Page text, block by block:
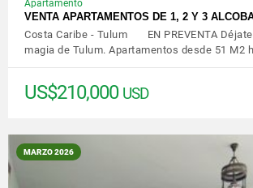
Apartamento
VENTA APARTAMENTOS DE 1, 2 Y 3
Costa Caribe - Tulum EN PREVENTA
magia de Tulum. Apartamentos desde 51 M2
US$210,000 USD
MARZO 2026